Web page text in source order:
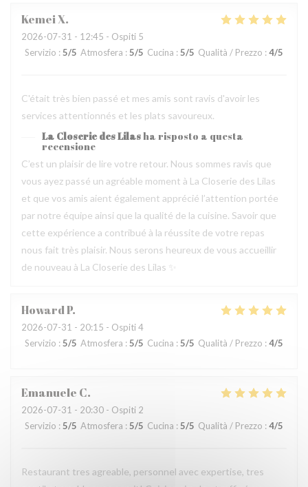
KemeiX
2026-07-31 - 12:45 - Ospiti 5
Servizio : 5/5 Atmosfera : 5/5 Cucina : 5/5 Qualità / Prezzo : 4/5
C'était très bien passé et mes amis sont ravis d'avoir les
services attentionnés et les plats savoureux.
La Closerie des Lilasha risposto a questa
recensione
C’est un plaisir de lire votre retour. Nous sommes ravis que
vous ayez passé un agréable moment à La Closerie des Lilas
et que vos amis aient également apprécié l’attention portée
par notre équipe ainsi que la qualité de la cuisine. Savoir que
cette expérience a contribué à la réussite de votre repas
nous fait très plaisir. Nous serons heureux de vous accueillir
de nouveau à La Closerie des Lilas ✨
HowardP
2026-07-31 - 20:15 - Ospiti 4
Servizio : 5/5 Atmosfera : 5/5 Cucina : 5/5 Qualità / Prezzo : 4/5
Emanuele C
2026-07-31 - 20:30 - Ospiti 2
Servizio : 5/5 Atmosfera : 5/5 Cucina : 5/5 Qualità / Prezzo : 4/5
Restaurant tres agreable, personnel avec expertise, tres